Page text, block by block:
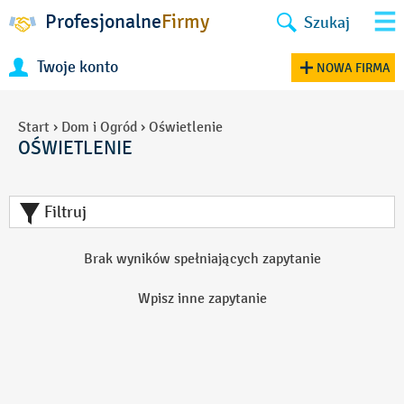
ProfesjonalneFirmy Szukaj
Twoje konto NOWA FIRMA
Start › Dom i Ogród › Oświetlenie
OŚWIETLENIE
Filtruj
Brak wyników spełniających zapytanie
Wpisz inne zapytanie